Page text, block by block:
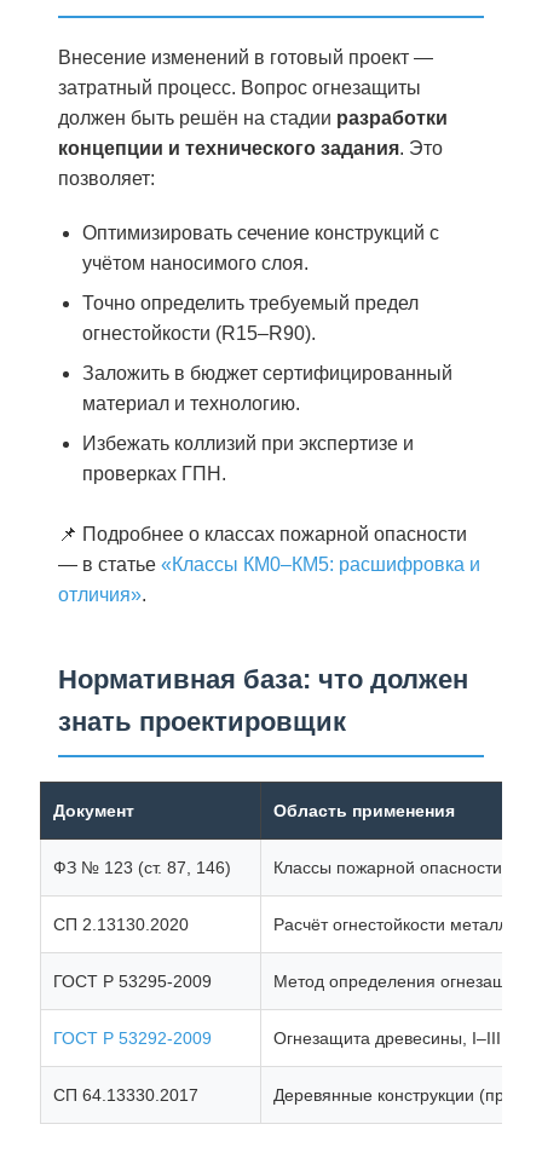
Внесение изменений в готовый проект —
затратный процесс. Вопрос огнезащиты
должен быть решён на стадии разработки
концепции и технического задания. Это
позволяет:
Оптимизировать сечение конструкций с
учётом наносимого слоя.
Точно определить требуемый предел
огнестойкости (R15–R90).
Заложить в бюджет сертифицированный
материал и технологию.
Избежать коллизий при экспертизе и
проверках ГПН.
📌 Подробнее о классах пожарной опасности
— в статье «Классы КМ0–КМ5: расшифровка и
отличия».
Нормативная база: что должен
знать проектировщик
Документ Область применения
ФЗ № 123 (ст. 87, 146) Классы пожарной опасности,
СП 2.13130.2020 Расчёт огнестойкости
ГОСТ Р 53295-2009 Метод определения
ГОСТ Р 53292-2009 Огнезащита древесины, I–III
СП 64.13330.2017 Деревянные конструкции